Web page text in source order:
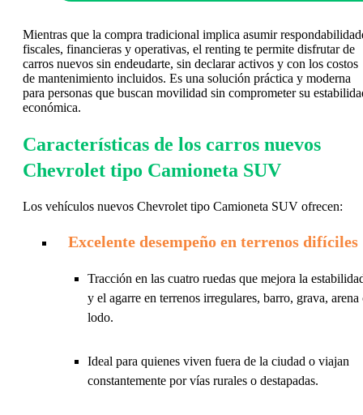
Mientras que la compra tradicional implica asumir
fiscales, financieras y operativas, el renting te permite disfrutar de
carros nuevos sin endeudarte, sin declarar activos y con los costos
de mantenimiento incluidos. Es una solución práctica y moderna
para personas que buscan movilidad sin comprometer su
económica.
Características de los carros nuevos
Chevrolet tipo Camioneta SUV
Los vehículos nuevos Chevrolet tipo Camioneta SUV ofrecen:
Excelente desempeño en terrenos difíciles
Tracción en las cuatro ruedas que mejora la
y el agarre en terrenos irregulares, barro, grava, arena
lodo.
Ideal para quienes viven fuera de la ciudad o viajan
constantemente por vías rurales o destapadas.